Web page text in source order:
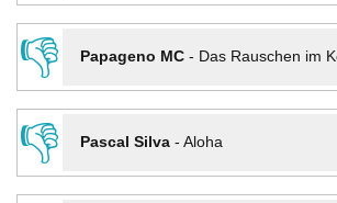
👎
Papageno MC- Das Rauschen im
👎
Pascal Silva- Aloha